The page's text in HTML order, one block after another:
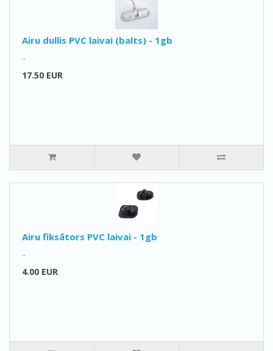
Airu dullis PVC laivai (balts) - 1gb
..
17.50 EUR
Airu fiksātors PVC laivai - 1gb
..
4.00 EUR